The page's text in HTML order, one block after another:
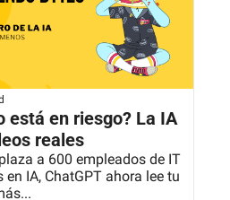
está en riesgo? La IA
reales
a 600 empleados de IT
IA, ChatGPT ahora lee tu